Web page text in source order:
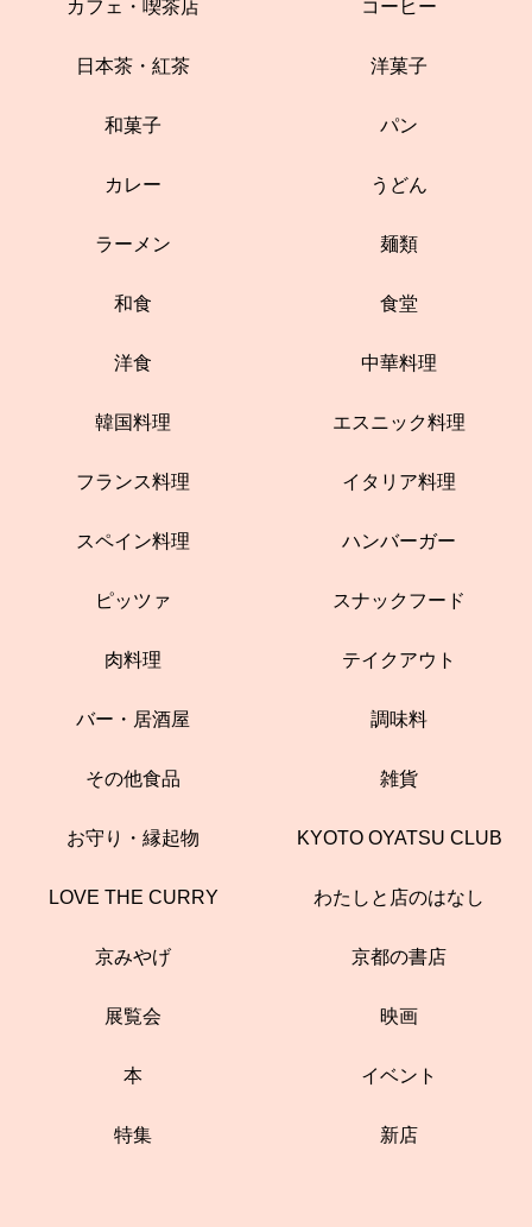
カフェ・喫茶店 コーヒー
日本茶・紅茶 洋菓子
和菓子 パン
カレー うどん
ラーメン 麺類
和食 食堂
洋食 中華料理
韓国料理 エスニック料理
フランス料理 イタリア料理
スペイン料理 ハンバーガー
ピッツァ スナックフード
肉料理 テイクアウト
バー・居酒屋 調味料
その他食品 雑貨
お守り・縁起物 KYOTO OYATSU CLUB
LOVE THE CURRY わたしと店のはなし
京みやげ 京都の書店
展覧会 映画
本 イベント
特集 新店